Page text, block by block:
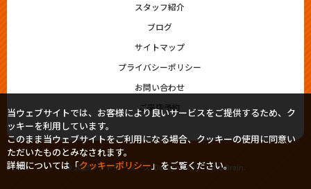
スタッフ紹介
ブログ
サイトマップ
プライバシーポリシー
お問い合わせ
ご来店予約
© 2023シシドモータース. Designed byTratto Brain.
当ウェブサイトでは、お客様により良いサービスをご提供するため、ク
ッキーを利用しています。
このまま当ウェブサイトをご利用になる場合、クッキーの使用に同意い
ただいたものとみなされます。
詳細については「クッキーポリシー」をご覧ください。